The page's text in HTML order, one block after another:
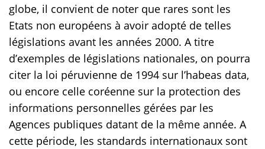
globe, il convient de noter que rares sont les
Etats non européens à avoir adopté de telles
législations avant les années 2000. A titre
d’exemples de législations nationales, on pourra
citer la loi péruvienne de 1994 sur l’habeas data,
ou encore celle coréenne sur la protection des
informations personnelles gérées par les
Agences publiques datant de la même année. A
cette période, les standards internationaux sont